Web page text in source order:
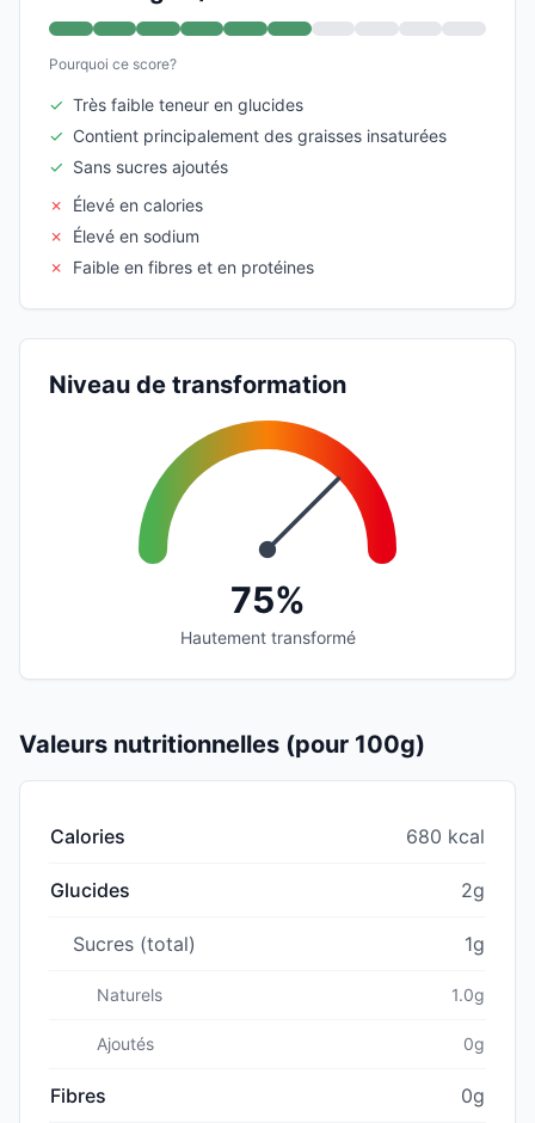
Pourquoi ce score?
✓ Très faible teneur en glucides
✓ Contient principalement des graisses insaturées
✓ Sans sucres ajoutés
✗
Élevé en calories
✗
Élevé en sodium
✗
Faible en fibres et en protéines
Niveau de transformation
75%
Hautement transformé
Valeurs nutritionnelles (pour 100g)
Calories 680 kcal
Glucides 2g
Sucres (total) 1g
Naturels 1.0g
Ajoutés 0g
Fibres 0g